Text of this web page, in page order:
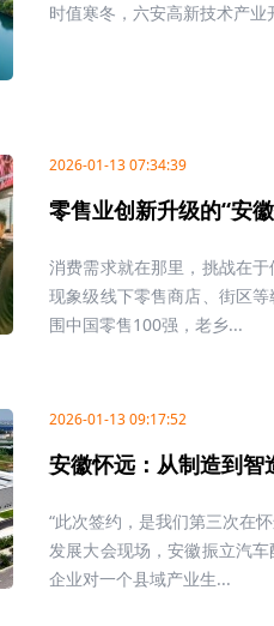
时值寒冬，六安高新技术产
2026-01-13 07:34:39
零售业创新升级的“安
消费需求就在那里，挑战在
现象级线下零售商店、街区
围中国零售100强，老乡...
2026-01-13 09:17:52
安徽怀远：从制造到智
“此次签约，是我们第三次在
发展大会现场，安徽振立汽
企业对一个县域产业生...